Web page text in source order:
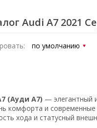
Audi A7 2021
(Ауди А7) — элегантный
комфорта и
хода и статусный